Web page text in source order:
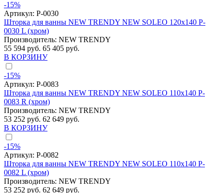
-15%
Артикул: P-0030
Шторка для ванны NEW TRENDY NEW SOLEO 120x140 P-
0030 L (хром)
Производитель: NEW TRENDY
55 594 руб. 65 405 руб.
В КОРЗИНУ
-15%
Артикул: P-0083
Шторка для ванны NEW TRENDY NEW SOLEO 110x140 P-
0083 R (хром)
Производитель: NEW TRENDY
53 252 руб. 62 649 руб.
В КОРЗИНУ
-15%
Артикул: P-0082
Шторка для ванны NEW TRENDY NEW SOLEO 110x140 P-
0082 L (хром)
Производитель: NEW TRENDY
53 252 руб. 62 649 руб.